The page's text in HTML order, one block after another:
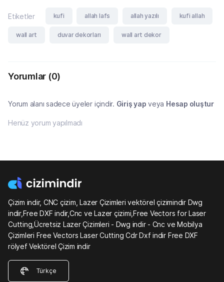
Etiketler kufi allah lafs allah yazılı kufi allah
wall art duvar dekorları wall art dekor
Yorumlar (0)
Yorum alanı sadece üyeler içindir. Giriş yap veya Hesap oluştur
Henüz yorum yapılmadı
Çizim indir, CNC çizim, Lazer Çizimleri vektörel çizimindir Dwg
indir,Free DXF indir,Cnc ve Lazer çizimi,Free Vectors for Laser
Cutting,Ücretsiz Lazer Çizimleri - Dwg indir - Cnc ve Mobilya
Çizimleri Free Vectors Laser Cutting Cdr Dxf indir Free DXF
rölyef Vektörel Çizim indir
Türkçe